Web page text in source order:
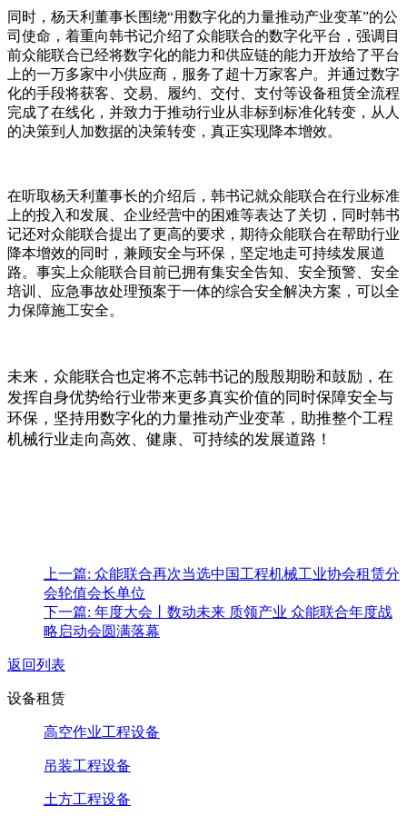
同时，杨天利董事长围绕“用数字化的力量推动产业变革”的公
司使命，着重向韩书记介绍了众能联合的数字化平台，强调目
前众能联合已经将数字化的能力和供应链的能力开放给了平台
上的一万多家中小供应商，服务了超十万家客户。并通过数字
化的手段将获客、交易、履约、交付、支付等设备租赁全流程
完成了在线化，并致力于推动行业从非标到标准化转变，从人
的决策到人加数据的决策转变，真正实现降本增效。
在听取杨天利董事长的介绍后，韩书记就众能联合在行业标准
上的投入和发展、企业经营中的困难等表达了关切，同时韩书
记还对众能联合提出了更高的要求，期待众能联合在帮助行业
降本增效的同时，兼顾安全与环保，坚定地走可持续发展道
路。事实上众能联合目前已拥有集安全告知、安全预警、安全
培训、应急事故处理预案于一体的综合安全解决方案，可以全
力保障施工安全。
未来，众能联合也定将不忘韩书记的殷殷期盼和鼓励，在
发挥自身优势给行业带来更多真实价值的同时保障安全与
环保，坚持用数字化的力量推动产业变革，助推整个工程
机械行业走向高效、健康、可持续的发展道路！
上一篇: 众能联合再次当选中国工程机械工业协会租赁分
会轮值会长单位
下一篇: 年度大会丨数动未来 质领产业 众能联合年度战
略启动会圆满落幕
返回列表
设备租赁
高空作业工程设备
吊装工程设备
土方工程设备